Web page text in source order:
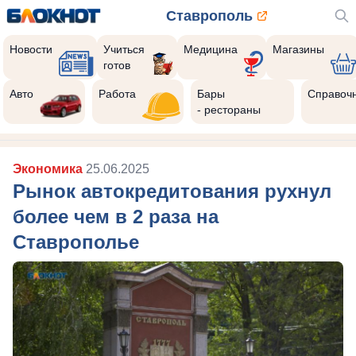
Ставрополь
Новости
Учиться
готов
Медицина Магазины
Авто Работа
Бары
- рестораны
Экономика 25.06.2025
Рынок автокредитования рухнул
более чем в 2 раза на
Ставрополье